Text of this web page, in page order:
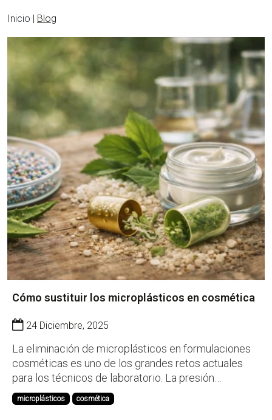
Inicio | Blog
Cómo sustituir los microplásticos en cosmética
24 Diciembre, 2025
La eliminación de microplásticos en formulaciones
cosméticas es uno de los grandes retos actuales
para los técnicos de laboratorio. La presión
regulatoria, el impacto medioambiental y la demanda
de productos más sostenibles obligan a replantear
microplásticos cosmética